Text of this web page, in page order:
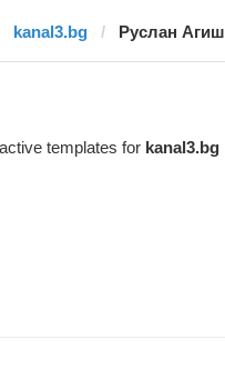
kanal3.bg Руслан
templates for kanal3.bg